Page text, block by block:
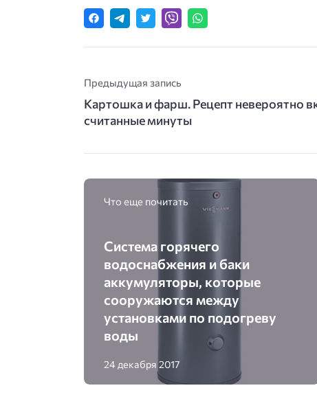
Предыдущая запись
Картошка и фарш. Рецепт невероятно
считанные минуты
Что еще почитать
Система горячего
водоснабжения и баки
аккумуляторы, которые
сооружаются между
установками по подогреву
воды
24 декабря 2017